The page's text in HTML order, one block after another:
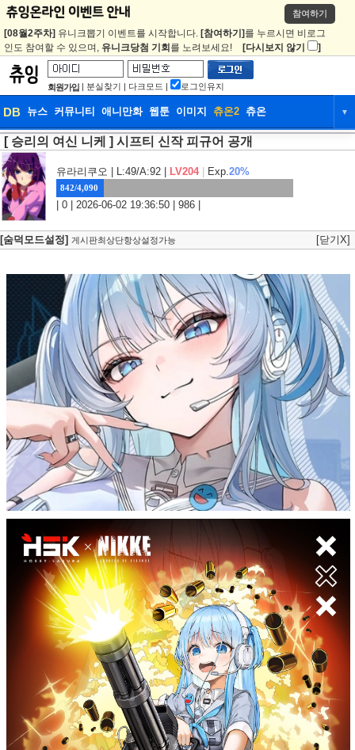
참여하기
[08월2주차] 유니크뽑기 이벤트를 시작합니다. [참여하기] 를 누르시면 비로그
인도 참여할 수 있으며, 유니크당첨 기회 를 노려보세요! [다시보지 않기 ]
회원가입 | 분실찾기 | 다크모드 | 로그인유지
DB 뉴스 커뮤니티 애니만화 웹툰 이미지 츄온2 츄온 ▼
DB 뉴스 커뮤니티
웹툰 이미지 츄온2
[ 승리의 여신 니케 ] 시프티 신작 피규어 공개
유라리쿠오 | L:49/A:92 | LV204 Exp.20%
842/4,090
| 0 | 2026-06-02 19:36:50 | 986 |
[숨덕모드설정] 게시판최상단항상설정가능 [닫기X]